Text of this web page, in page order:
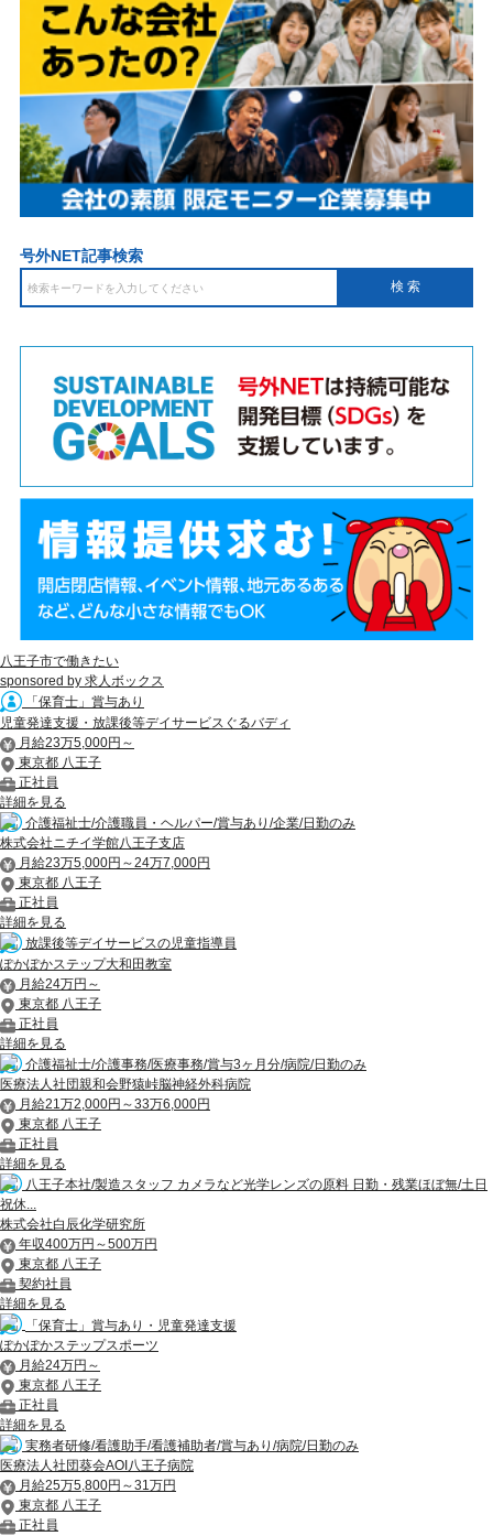
号外NET記事検索
八王子市で働きたい
sponsored by 求人ボックス
「保育士」賞与あり
児童発達支援・放課後等デイサービスぐるバディ
月給23万5,000円～
東京都 八王子
正社員
詳細を見る
介護福祉士/介護職員・ヘルパー/賞与あり/企業/日勤のみ
株式会社ニチイ学館八王子支店
月給23万5,000円～24万7,000円
東京都 八王子
正社員
詳細を見る
放課後等デイサービスの児童指導員
ぽかぽかステップ大和田教室
月給24万円～
東京都 八王子
正社員
詳細を見る
介護福祉士/介護事務/医療事務/賞与3ヶ月分/病院/日勤のみ
医療法人社団親和会野猿峠脳神経外科病院
月給21万2,000円～33万6,000円
東京都 八王子
正社員
詳細を見る
八王子本社/製造スタッフ カメラなど光学レンズの原料 日勤・残業ほぼ無/土日
祝休...
株式会社白辰化学研究所
年収400万円～500万円
東京都 八王子
契約社員
詳細を見る
「保育士」賞与あり・児童発達支援
ぽかぽかステップスポーツ
月給24万円～
東京都 八王子
正社員
詳細を見る
実務者研修/看護助手/看護補助者/賞与あり/病院/日勤のみ
医療法人社団葵会AOI八王子病院
月給25万5,800円～31万円
東京都 八王子
正社員